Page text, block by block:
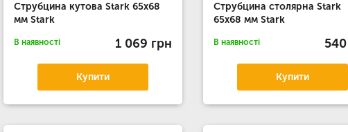
Струбцина кутова Stark 65x68
мм Stark
В наявності 1 069 грн
Купити
Струбцина столярна Stark
65x68 мм Stark
В наявності
Купити